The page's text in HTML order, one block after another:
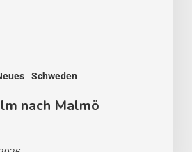
Schweden
nach Malmö